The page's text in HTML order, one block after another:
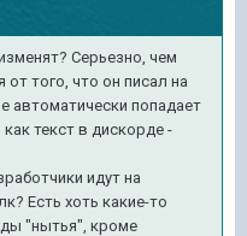
Серьезно, чем
того, что он писал на
автоматически попадает
текст в дискорде -
идут на
Есть хоть какие-то
"нытья", кроме